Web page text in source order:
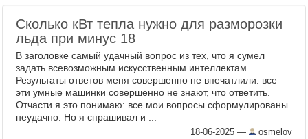
Cколько кВт тепла нужно для разморозки
льда при минус 18
В заголовке самый удачный вопрос из тех, что я сумел
задать всевозможным искусственным интеллектам.
Результаты ответов меня совершенно не впечатлили: все
эти умные машинки совершенно не знают, что ответить.
Отчасти я это понимаю: все мои вопросы сформулированы
неудачно. Но я спрашивал и ...
18-06-2025 — osmelov